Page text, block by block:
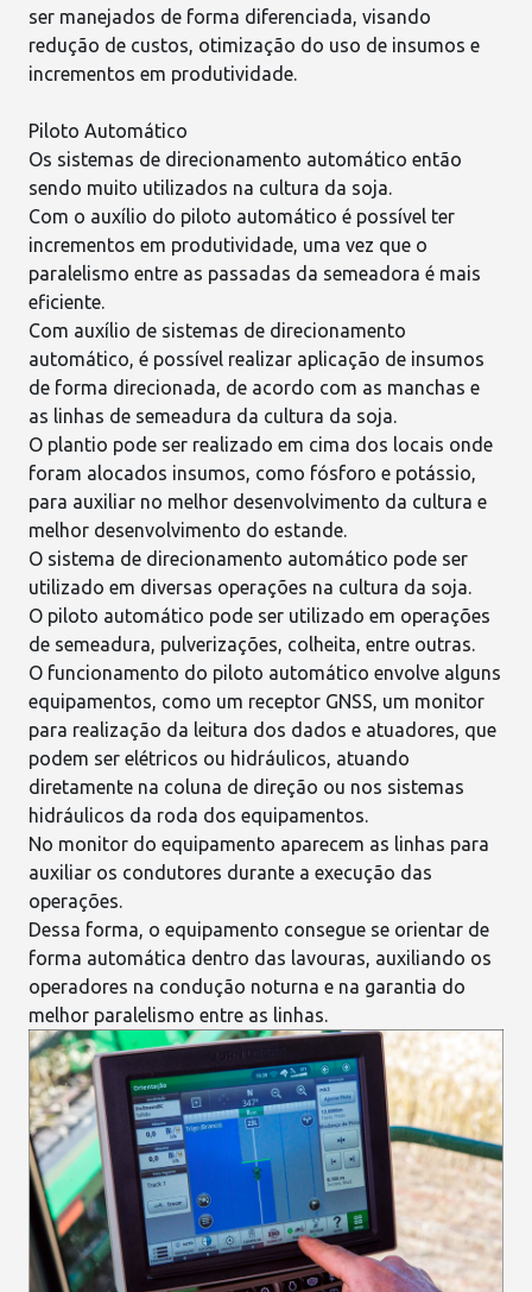
ser manejados de forma diferenciada, visando
redução de custos, otimização do uso de insumos e
incrementos em produtividade.
Piloto Automático
Os sistemas de direcionamento automático então
sendo muito utilizados na cultura da soja.
Com o auxílio do piloto automático é possível ter
incrementos em produtividade, uma vez que o
paralelismo entre as passadas da semeadora é mais
eficiente.
Com auxílio de sistemas de direcionamento
automático, é possível realizar aplicação de insumos
de forma direcionada, de acordo com as manchas e
as linhas de semeadura da cultura da soja.
O plantio pode ser realizado em cima dos locais onde
foram alocados insumos, como fósforo e potássio,
para auxiliar no melhor desenvolvimento da cultura e
melhor desenvolvimento do estande.
O sistema de direcionamento automático pode ser
utilizado em diversas operações na cultura da soja.
O piloto automático pode ser utilizado em operações
de semeadura, pulverizações, colheita, entre outras.
O funcionamento do piloto automático envolve alguns
equipamentos, como um receptor GNSS, um monitor
para realização da leitura dos dados e atuadores, que
podem ser elétricos ou hidráulicos, atuando
diretamente na coluna de direção ou nos sistemas
hidráulicos da roda dos equipamentos.
No monitor do equipamento aparecem as linhas para
auxiliar os condutores durante a execução das
operações.
Dessa forma, o equipamento consegue se orientar de
forma automática dentro das lavouras, auxiliando os
operadores na condução noturna e na garantia do
melhor paralelismo entre as linhas.